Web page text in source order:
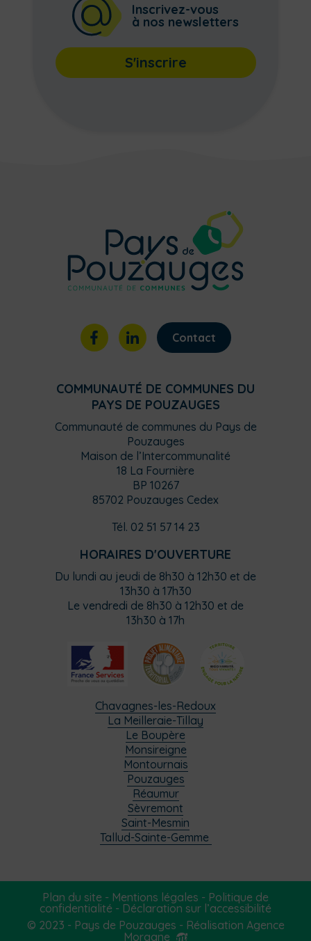
Inscrivez-vous
à nos newsletters
S'inscrire
Contact
COMMUNAUTÉ DE COMMUNES DU
PAYS DE POUZAUGES
Communauté de communes du Pays de
Pouzauges
Maison de l’Intercommunalité
18 La Fournière
BP 10267
85702 Pouzauges Cedex
Tél. 02 51 57 14 23
HORAIRES D'OUVERTURE
Du lundi au jeudi de 8h30 à 12h30 et de
13h30 à 17h30
Le vendredi de 8h30 à 12h30 et de
13h30 à 17h
Chavagnes-les-Redoux
La Meilleraie-Tillay
Le Boupère
Monsireigne
Montournais
Pouzauges
Réaumur
Sèvremont
Saint-Mesmin
Tallud-Sainte-Gemme
Plan du site - Mentions légales - Politique de
confidentialité - Déclaration sur l’accessibilité
© 2023 - Pays de Pouzauges - Réalisation Agence
Morgane